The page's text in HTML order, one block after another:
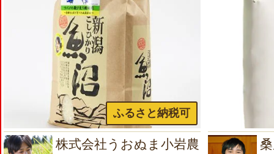
ふるさと納税可
株式会社うおぬま小岩農